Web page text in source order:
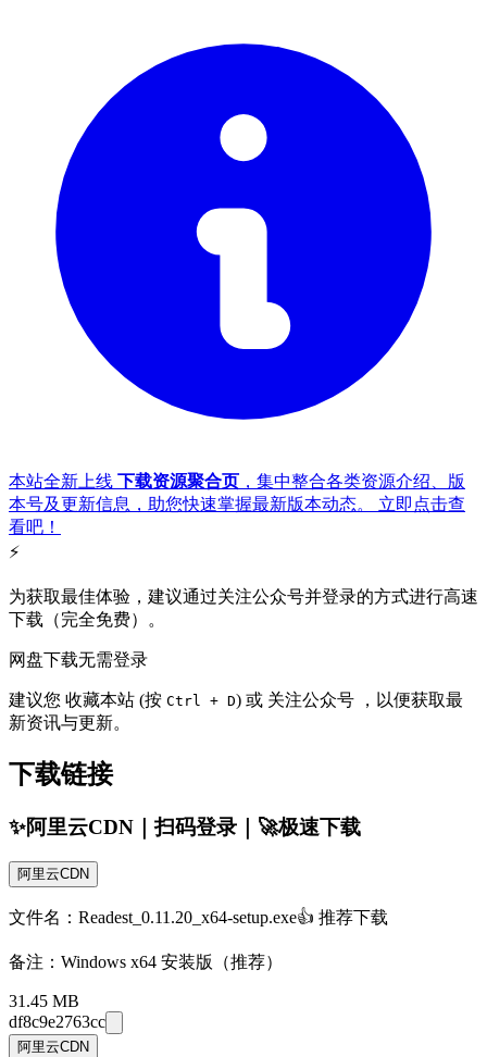
本站全新上线 下载资源聚合页 ，集中整合各类资源介绍、版
本号及更新信息，助您快速掌握最新版本动态。 立即点击查
看吧 ！
⚡
为获取最佳体验，建议通过关注公众号并登录的方式进行高速
下载（完全免费）。
网盘下载无需登录
建议您 收藏本站 (按 Ctrl + D) 或 关注公众号 ，以便获取最
新资讯与更新。
下载链接
✨阿里云CDN｜扫码登录｜🚀极速下载
阿里云CDN
文件名：Readest_0.11.20_x64-setup.exe👍 推荐下载
备注： Windows x64 安装版（推荐）
31.45 MB
df8c9e2763cc
阿里云CDN